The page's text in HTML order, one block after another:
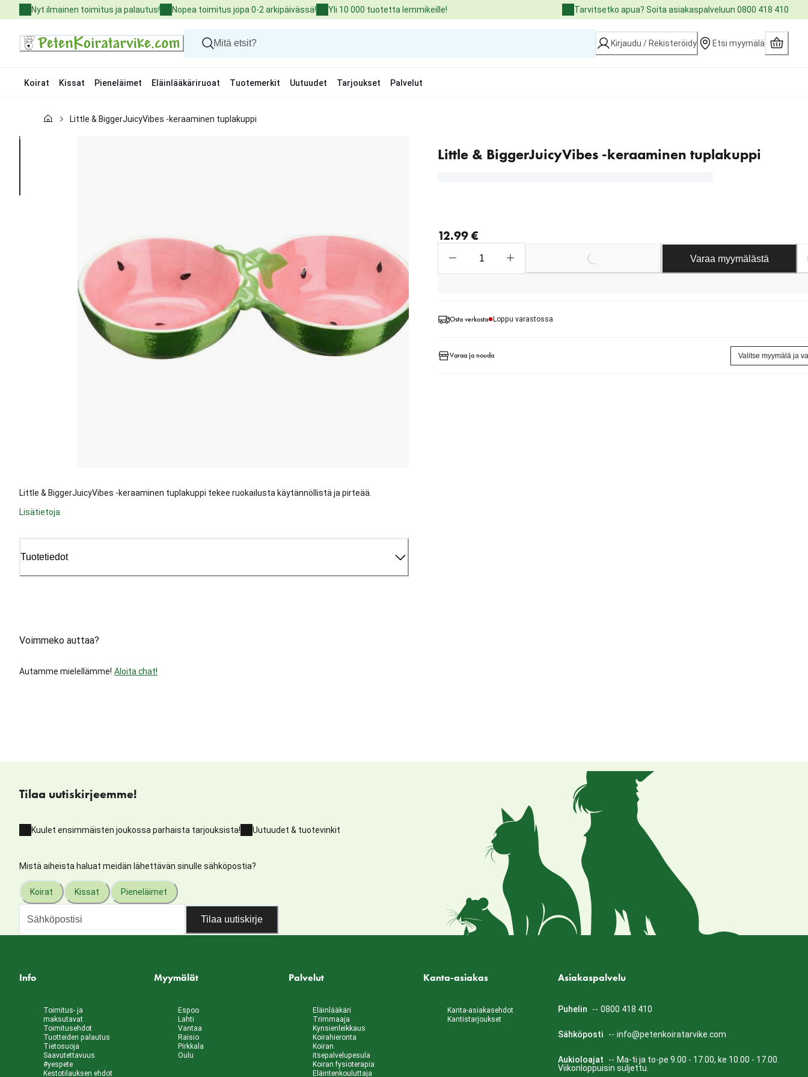
to
Nyt ilmainen toimitus ja palautus! Nopea toimitus jopa 0-2 arkipäivässä! Yli 10 000 tuotetta lemmikeille! Tarvitsetko apua? Soita asiakaspalveluun 0800 418 410
Kirjaudu / Rekisteröidy Etsi myymälä
Koirat Kissat Pieneläimet Eläinlääkäriruoat Tuotemerkit Uutuudet Tarjoukset Palvelut
Kissat
Little & BiggerJuicyVibes -keraaminen tuplakuppi
Little & BiggerJuicyVibes -keraaminen tuplakuppi
Little & BiggerJuicyVibes -keraaminen tuplakuppi tekee ruokailusta käytännöllistä ja pirteää.
Lisätietoja
Tuotetiedot
Voimmeko auttaa?
Autamme mielellämme! Aloita chat!
12.99 €
Loading... Varaa myymälästä
Osta verkosta Loppu varastossa
Varaa ja nouda Valitse myymälä ja
Tilaa uutiskirjeemme!
Kuulet ensimmäisten joukossa parhaista tarjouksista! Uutuudet & tuotevinkit
Mistä aiheista haluat meidän lähettävän sinulle sähköpostia?
Koirat Kissat Pieneläimet
Tilaa uutiskirje
Info
Toimitus- ja
maksutavat
Toimitusehdot
Tuotteiden palautus
Tietosuoja
Saavutettavuus
#yespete
Kestotilauksen ehdot
Myymälät
Espoo
Lahti
Vantaa
Raisio
Pirkkala
Oulu
Palvelut
Eläinlääkäri
Trimmaaja
Kynsienleikkaus
Koirahieronta
Koiran
itsepalvelupesula
Koiran fysioterapia
Eläintenkouluttaja
Kanta-asiakas
Kanta-asiakasehdot
Kantistarjoukset
Asiakaspalvelu
Puhelin -- 0800 418 410
Sähköposti -- info@petenkoiratarvike.com
Aukioloajat -- Ma-ti ja to-pe 9.00 - 17.00, ke 10.00 - 17.00.
Viikonloppuisin suljettu.